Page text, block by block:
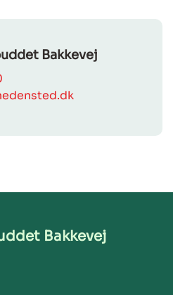
Bakkevej
Bakkevej